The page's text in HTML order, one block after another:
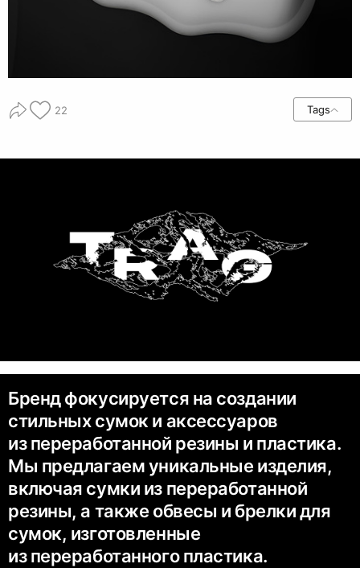
22 Tags
Бренд фокусируется на создании
стильных сумок и аксессуаров
из переработанной резины и пластика.
Мы предлагаем уникальные изделия,
включая сумки из переработанной
резины, а также обвесы и брелки для
сумок, изготовленные
из переработанного пластика.